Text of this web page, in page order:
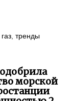
тренды
морской